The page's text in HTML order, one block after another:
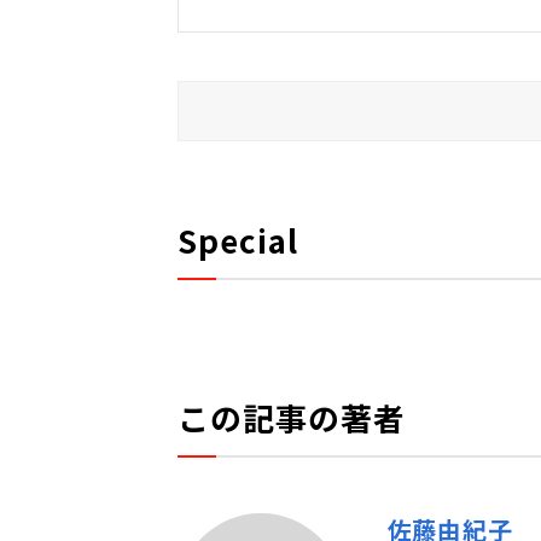
Special
この記事の著者
佐藤由紀子